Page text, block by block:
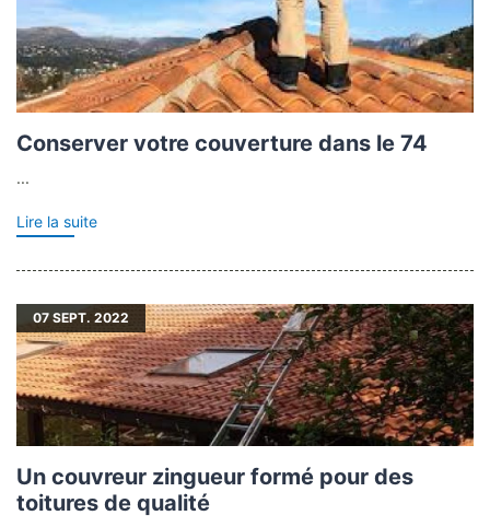
Conserver votre couverture dans le 74
...
Lire la suite
07 SEPT. 2022
Un couvreur zingueur formé pour des
toitures de qualité